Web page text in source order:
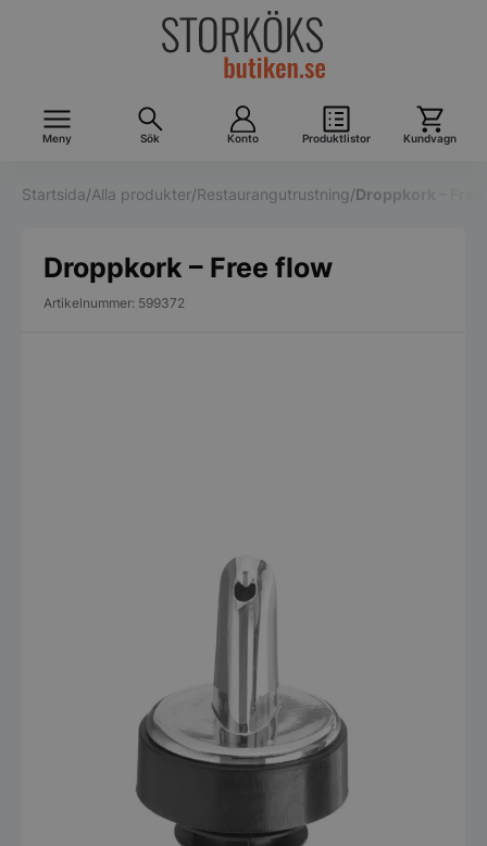
Meny Sök Konto Produktlistor Kundvagn
Startsida/Alla produkter/Restaurangutrustning/Droppkork –
Droppkork – Free flow
Artikelnummer: 599372